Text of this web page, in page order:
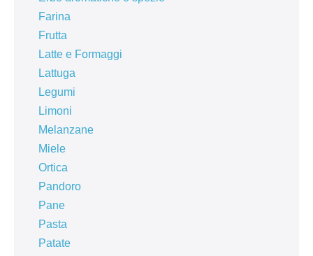
Farina
Frutta
Latte e Formaggi
Lattuga
Legumi
Limoni
Melanzane
Miele
Ortica
Pandoro
Pane
Pasta
Patate